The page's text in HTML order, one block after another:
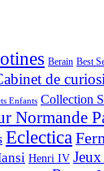
Berain Best
de
Enfants Collection
Normande
Eclectica
Henri IV